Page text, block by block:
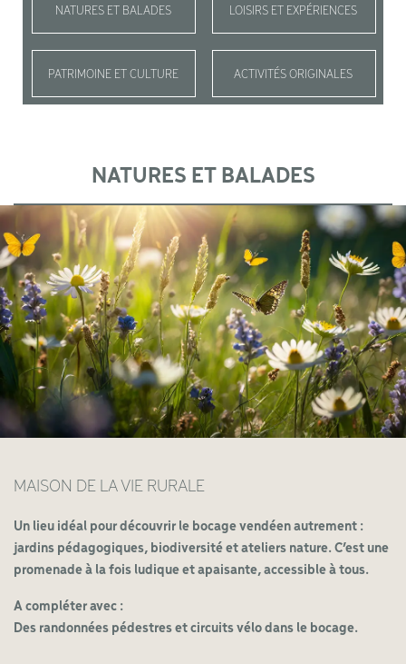
NATURES ET BALADES LOISIRS ET EXPÉRIENCES
PATRIMOINE ET CULTURE ACTIVITÉS ORIGINALES
NATURES ET BALADES
MAISON DE LA VIE RURALE
Un lieu idéal pour découvrir le bocage vendéen autrement :
jardins pédagogiques, biodiversité et ateliers nature. C’est une
promenade à la fois ludique et apaisante, accessible à tous.
A compléter avec :
Des randonnées pédestres et circuits vélo dans le bocage.